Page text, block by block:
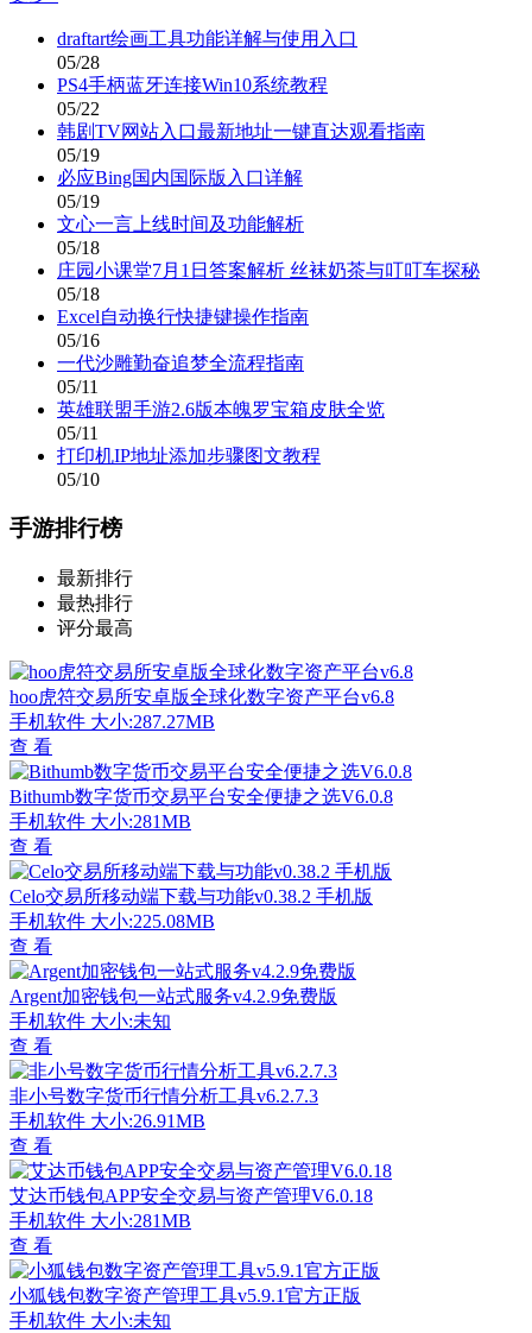
draftart绘画工具功能详解与使用入口
05/28
PS4手柄蓝牙连接Win10系统教程
05/22
韩剧TV网站入口最新地址一键直达观看指南
05/19
必应Bing国内国际版入口详解
05/19
文心一言上线时间及功能解析
05/18
庄园小课堂7月1日答案解析 丝袜奶茶与叮叮车探秘
05/18
Excel自动换行快捷键操作指南
05/16
一代沙雕勤奋追梦全流程指南
05/11
英雄联盟手游2.6版本魄罗宝箱皮肤全览
05/11
打印机IP地址添加步骤图文教程
05/10
手游排行榜
最新排行
最热排行
评分最高
hoo虎符交易所安卓版全球化数字资产平台v6.8
手机软件 大小:287.27MB
查 看
Bithumb数字货币交易平台安全便捷之选V6.0.8
手机软件 大小:281MB
查 看
Celo交易所移动端下载与功能v0.38.2 手机版
手机软件 大小:225.08MB
查 看
Argent加密钱包一站式服务v4.2.9免费版
手机软件 大小:未知
查 看
非小号数字货币行情分析工具v6.2.7.3
手机软件 大小:26.91MB
查 看
艾达币钱包APP安全交易与资产管理V6.0.18
手机软件 大小:281MB
查 看
小狐钱包数字资产管理工具v5.9.1官方正版
手机软件 大小:未知